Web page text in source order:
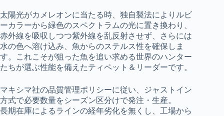
太陽光がカメレオンに当たる時、独自製法によりルビ
ーカラーから緑色のスペクトラムの光に置き換わり、
赤外線を吸収しつつ紫外線を乱反射させず、さらには
水の色へ溶け込み、魚からのステルス性を確保しま
す。これこそが狙った魚を追い求める世界のハンター
たちが選ぶ性能を備えたティペット＆リーダーです。
マキシマ社の品質管理ポリシーに従い、ジャストイン
方式で必要数量をシーズン区分けで発注・生産。
長期在庫によるラインの経年劣化を無くし、工場から